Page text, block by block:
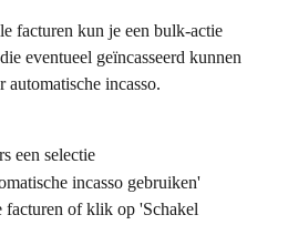
facturen kun je een bulk-actie
eventueel geïncasseerd kunnen
incasso.
een selectie
incasso gebruiken'
facturen of klik op 'Schakel